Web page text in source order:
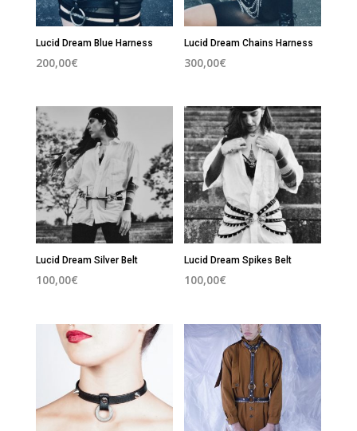
Lucid Dream Blue Harness
200,00€
Lucid Dream Chains Harness
300,00€
Lucid Dream Silver Belt
100,00€
Lucid Dream Spikes Belt
100,00€